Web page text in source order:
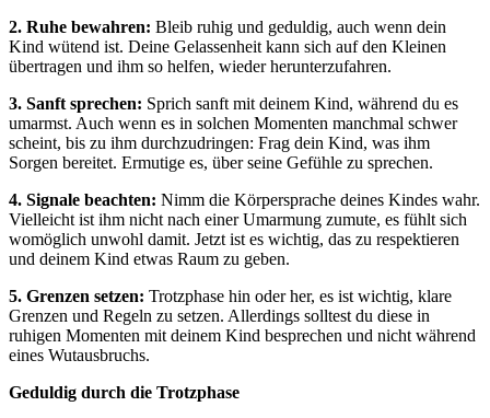
2. Ruhe bewahren: Bleib ruhig und geduldig, auch wenn dein
Kind wütend ist. Deine Gelassenheit kann sich auf den Kleinen
übertragen und ihm so helfen, wieder herunterzufahren.
3. Sanft sprechen: Sprich sanft mit deinem Kind, während du es
umarmst. Auch wenn es in solchen Momenten manchmal schwer
scheint, bis zu ihm durchzudringen: Frag dein Kind, was ihm
Sorgen bereitet. Ermutige es, über seine Gefühle zu sprechen.
4. Signale beachten: Nimm die Körpersprache deines Kindes wahr.
Vielleicht ist ihm nicht nach einer Umarmung zumute, es fühlt sich
womöglich unwohl damit. Jetzt ist es wichtig, das zu respektieren
und deinem Kind etwas Raum zu geben.
5. Grenzen setzen: Trotzphase hin oder her, es ist wichtig, klare
Grenzen und Regeln zu setzen. Allerdings solltest du diese in
ruhigen Momenten mit deinem Kind besprechen und nicht während
eines Wutausbruchs.
Geduldig durch die Trotzphase